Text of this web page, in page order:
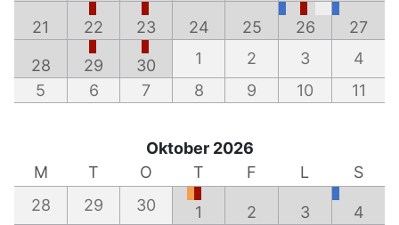
21 22 23 24 25 26 27
28 29 30 1 2 3
4
5
6 7 8 9 10 11
Oktober 2026
M
T O T F L
S
28
29 30 1 2 3 4